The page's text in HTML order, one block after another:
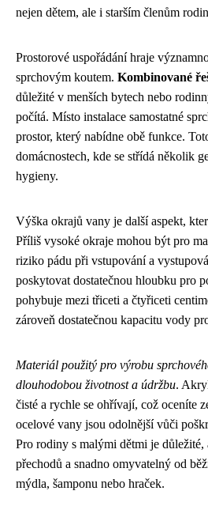
nejen dětem, ale i starším členům
Prostorové uspořádání hraje
sprchovým koutem. Kombinované
důležité v menších bytech nebo
počítá. Místo instalace samostatné
prostor, který nabídne obě funkce.
domácnostech, kde se střídá několik
hygieny.
Výška okrajů vany je další aspekt,
Příliš vysoké okraje mohou být pro
riziko pádu při vstupování a
poskytovat dostatečnou hloubku pro
pohybuje mezi třiceti a čtyřiceti
zároveň dostatečnou kapacitu vody
Materiál použitý pro výrobu
dlouhodobou životnost a údržbu.
čisté a rychle se ohřívají, což oceníte
ocelové vany jsou odolnější vůči
Pro rodiny s malými dětmi je
přechodů a snadno omyvatelný od
mýdla, šamponu nebo hraček.